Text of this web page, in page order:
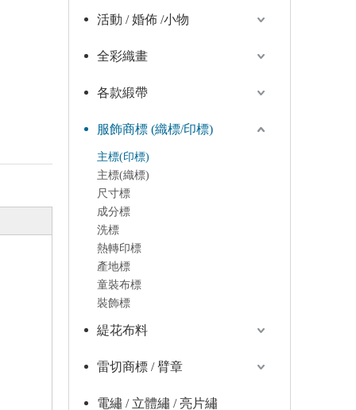
活動 / 婚佈 /小物
全彩織畫
各款緞帶
服飾商標 (織標/印標)
主標(印標)
主標(織標)
尺寸標
成分標
洗標
熱轉印標
產地標
童裝布標
裝飾標
緹花布料
雷切商標 / 臂章
電繡 / 立體繡 / 亮片繡